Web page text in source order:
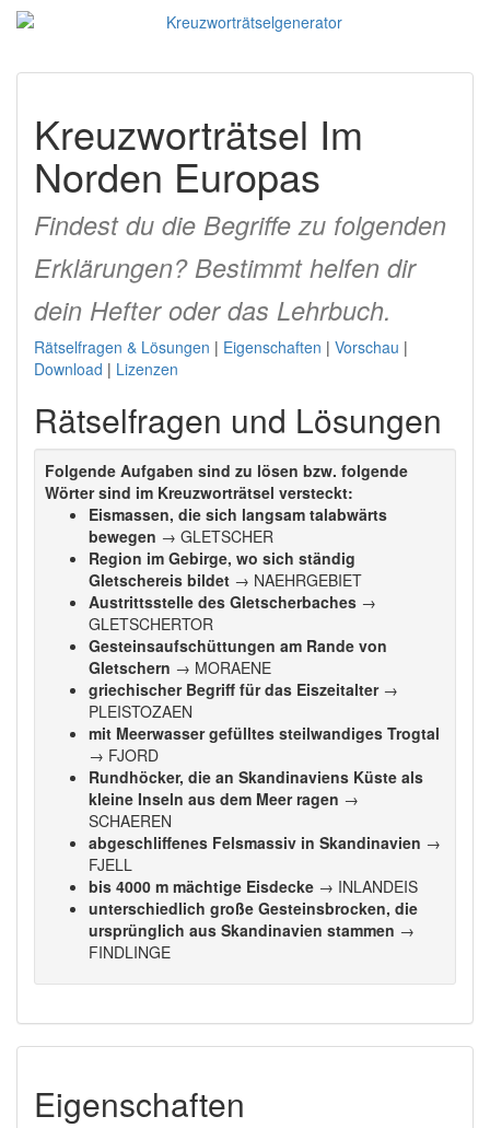
Kreuzworträtsel Im
Norden Europas
Findest du die Begriffe zu folgenden
Erklärungen? Bestimmt helfen dir
dein Hefter oder das Lehrbuch.
Rätselfragen & Lösungen | Eigenschaften | Vorschau |
Download | Lizenzen
Rätselfragen und Lösungen
Folgende Aufgaben sind zu lösen bzw. folgende
Wörter sind im Kreuzworträtsel versteckt:
Eismassen, die sich langsam talabwärts
bewegen → GLETSCHER
Region im Gebirge, wo sich ständig
Gletschereis bildet → NAEHRGEBIET
Austrittsstelle des Gletscherbaches →
GLETSCHERTOR
Gesteinsaufschüttungen am Rande von
Gletschern → MORAENE
griechischer Begriff für das Eiszeitalter→
PLEISTOZAEN
mit Meerwasser gefülltes steilwandiges Trogtal
→ FJORD
Rundhöcker, die an Skandinaviens Küste als
kleine Inseln aus dem Meer ragen →
SCHAEREN
abgeschliffenes Felsmassiv in Skandinavien →
FJELL
bis 4000 m mächtige Eisdecke → INLANDEIS
unterschiedlich große Gesteinsbrocken, die
ursprünglich aus Skandinavien stammen →
FINDLINGE
Eigenschaften